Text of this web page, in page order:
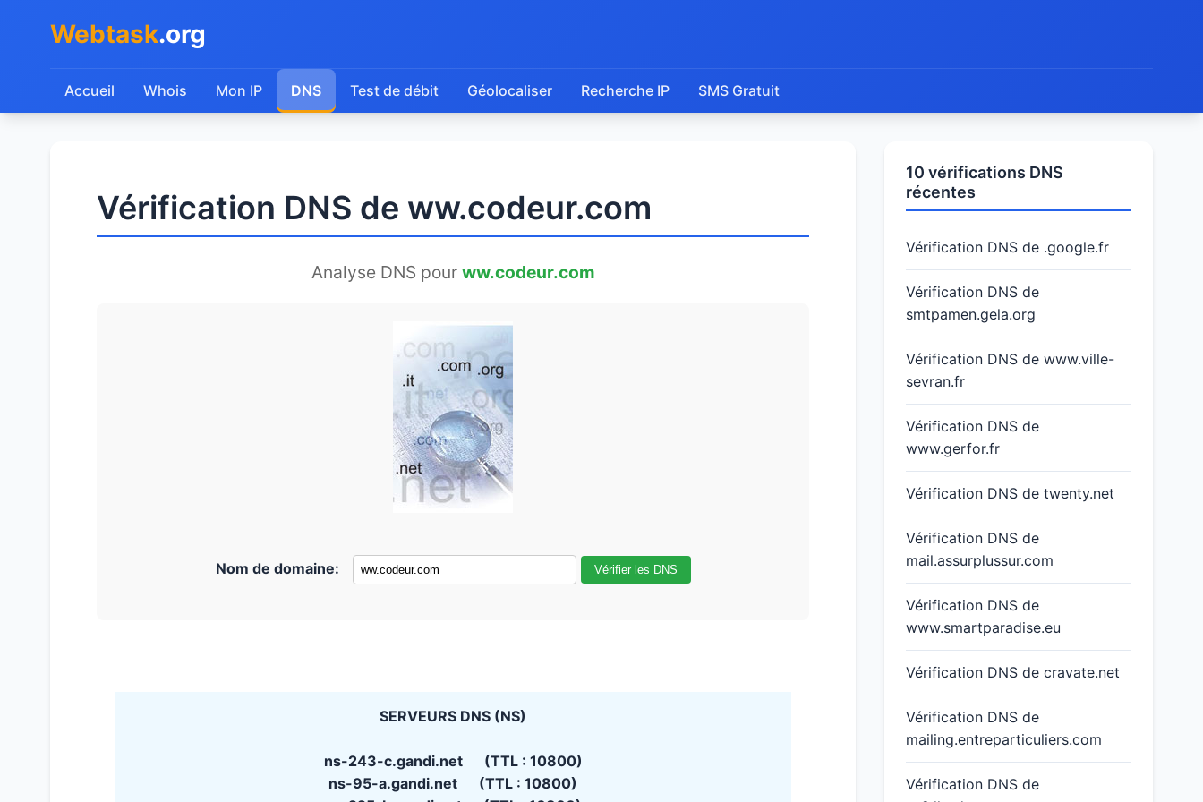
Webtask.org
Accueil Whois Mon IP DNS Test de débit Géolocaliser Recherche IP SMS Gratuit
Vérification DNS de ww.codeur.com
Analyse DNS pour ww.codeur.com
Nom de domaine: Vérifier les DNS
SERVEURS DNS (NS)
ns-243-c.gandi.net (TTL : 10800)
ns-95-a.gandi.net (TTL : 10800)
10 vérifications DNS
récentes
Vérification DNS de .google.fr
Vérification DNS de
smtpamen.gela.org
Vérification DNS de www.ville-
sevran.fr
Vérification DNS de
www.gerfor.fr
Vérification DNS de twenty.net
Vérification DNS de
mail.assurplussur.com
Vérification DNS de
www.smartparadise.eu
Vérification DNS de cravate.net
Vérification DNS de
mailing.entreparticuliers.com
Vérification DNS de